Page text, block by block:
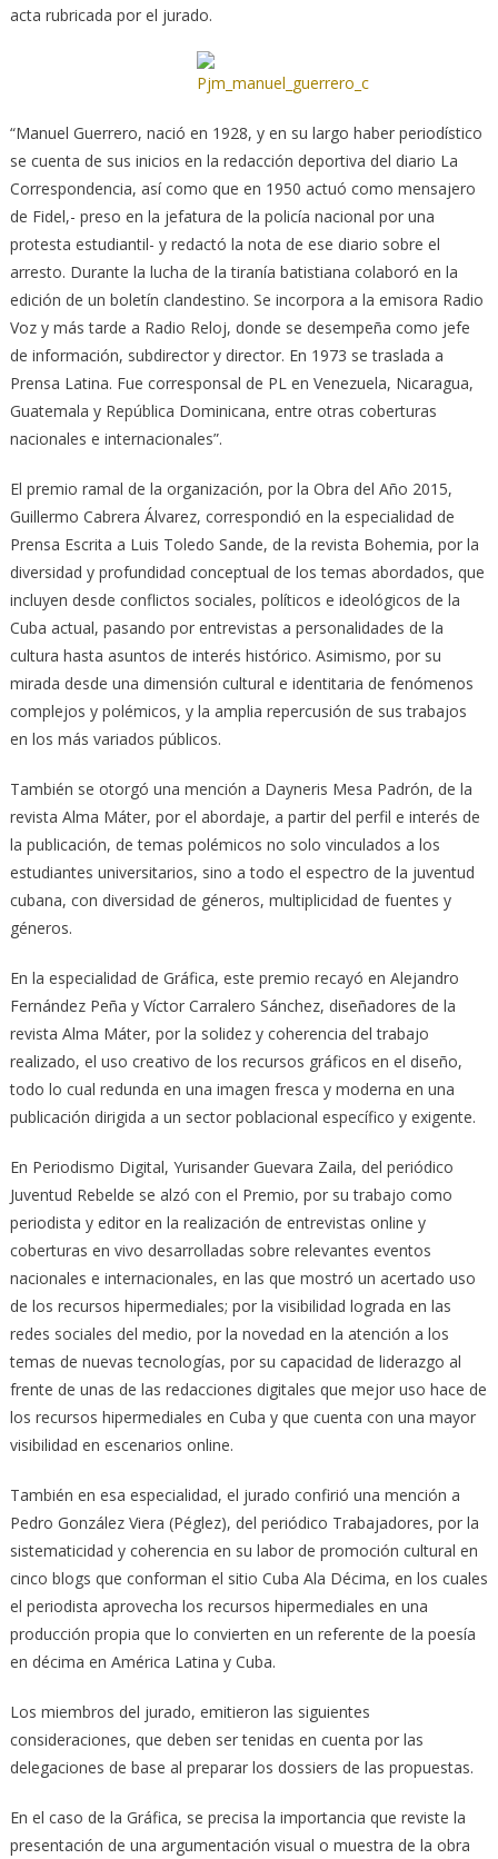
acta rubricada por el jurado.
“Manuel Guerrero, nació en 1928, y en su largo haber periodístico
se cuenta de sus inicios en la redacción deportiva del diario La
Correspondencia, así como que en 1950 actuó como mensajero
de Fidel,- preso en la jefatura de la policía nacional por una
protesta estudiantil- y redactó la nota de ese diario sobre el
arresto. Durante la lucha de la tiranía batistiana colaboró en la
edición de un boletín clandestino. Se incorpora a la emisora Radio
Voz y más tarde a Radio Reloj, donde se desempeña como jefe
de información, subdirector y director. En 1973 se traslada a
Prensa Latina. Fue corresponsal de PL en Venezuela, Nicaragua,
Guatemala y República Dominicana, entre otras coberturas
nacionales e internacionales”.
El premio ramal de la organización, por la Obra del Año 2015,
Guillermo Cabrera Álvarez, correspondió en la especialidad de
Prensa Escrita a Luis Toledo Sande, de la revista Bohemia, por la
diversidad y profundidad conceptual de los temas abordados, que
incluyen desde conflictos sociales, políticos e ideológicos de la
Cuba actual, pasando por entrevistas a personalidades de la
cultura hasta asuntos de interés histórico. Asimismo, por su
mirada desde una dimensión cultural e identitaria de fenómenos
complejos y polémicos, y la amplia repercusión de sus trabajos
en los más variados públicos.
También se otorgó una mención a Dayneris Mesa Padrón, de la
revista Alma Máter, por el abordaje, a partir del perfil e interés de
la publicación, de temas polémicos no solo vinculados a los
estudiantes universitarios, sino a todo el espectro de la juventud
cubana, con diversidad de géneros, multiplicidad de fuentes y
géneros.
En la especialidad de Gráfica, este premio recayó en Alejandro
Fernández Peña y Víctor Carralero Sánchez, diseñadores de la
revista Alma Máter, por la solidez y coherencia del trabajo
realizado, el uso creativo de los recursos gráficos en el diseño,
todo lo cual redunda en una imagen fresca y moderna en una
publicación dirigida a un sector poblacional específico y exigente.
En Periodismo Digital, Yurisander Guevara Zaila, del periódico
Juventud Rebelde se alzó con el Premio, por su trabajo como
periodista y editor en la realización de entrevistas online y
coberturas en vivo desarrolladas sobre relevantes eventos
nacionales e internacionales, en las que mostró un acertado uso
de los recursos hipermediales; por la visibilidad lograda en las
redes sociales del medio, por la novedad en la atención a los
temas de nuevas tecnologías, por su capacidad de liderazgo al
frente de unas de las redacciones digitales que mejor uso hace de
los recursos hipermediales en Cuba y que cuenta con una mayor
visibilidad en escenarios online.
También en esa especialidad, el jurado confirió una mención a
Pedro González Viera (Péglez), del periódico Trabajadores, por la
sistematicidad y coherencia en su labor de promoción cultural en
cinco blogs que conforman el sitio Cuba Ala Décima, en los cuales
el periodista aprovecha los recursos hipermediales en una
producción propia que lo convierten en un referente de la poesía
en décima en América Latina y Cuba.
Los miembros del jurado, emitieron las siguientes
consideraciones, que deben ser tenidas en cuenta por las
delegaciones de base al preparar los dossiers de las propuestas.
En el caso de la Gráfica, se precisa la importancia que reviste la
presentación de una argumentación visual o muestra de la obra